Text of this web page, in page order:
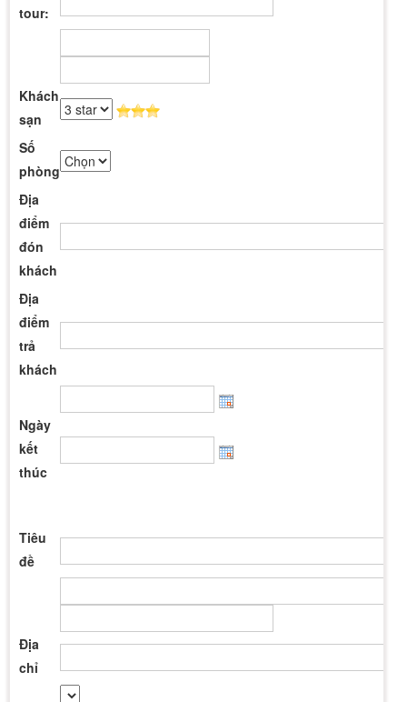
tour:
Khách
sạn
Số
phòng
Địa
điểm
đón
khách
Địa
điểm
trả
khách
Ngày
kết
thúc
Tiêu
đề
Địa
chỉ